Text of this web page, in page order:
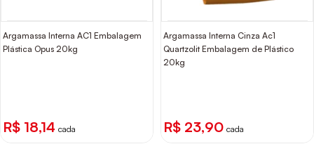
Argamassa Interna AC1 Embalagem
Plástica Opus 20kg
R$ 18,14 cada
Argamassa Interna Cinza Ac1
Quartzolit Embalagem de Plástico
20kg
R$ 23,90 cada